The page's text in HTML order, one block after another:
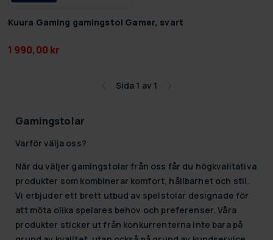
Kuura Gaming gamingstol Gamer, svart
1 990,00 kr
Sida 1 av 1
Gamingstolar
Varför välja oss?
När du väljer gamingstolar från oss får du högkvalitativa
produkter som kombinerar komfort, hållbarhet och stil.
Vi erbjuder ett brett utbud av spelstolar designade för
att möta olika spelares behov och preferenser. Våra
produkter sticker ut från konkurrenterna inte bara på